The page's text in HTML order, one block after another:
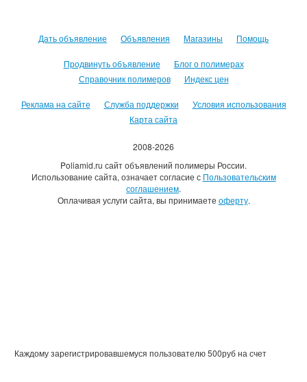
Дать объявление Объявления Магазины Помощь
Продвинуть объявление
Блог о полимерах
Справочник полимеров
Индекс цен
Реклама на сайте Служба поддержки
Условия использования
Карта сайта
2008-2026
Poliamid.ru сайт объявлений полимеры России.
Использование сайта, означает согласие с Пользовательским
соглашением.
Оплачивая услуги сайта, вы принимаете оферту.
Каждому зарегистрировавшемуся пользователю 500руб на счет